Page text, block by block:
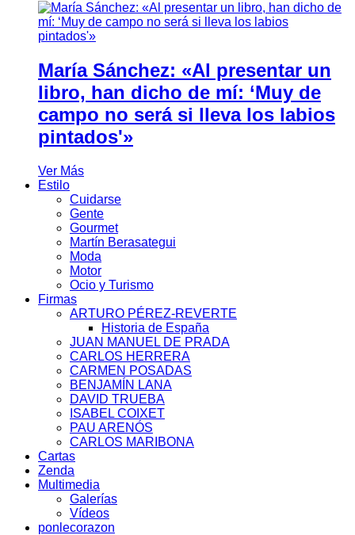
María Sánchez: «Al presentar un
libro, han dicho de mí: ‘Muy de
campo no será si lleva los labios
pintados'»
Ver Más
Estilo
Cuidarse
Gente
Gourmet
Martín Berasategui
Moda
Motor
Ocio y Turismo
Firmas
ARTURO PÉREZ-REVERTE
Historia de España
JUAN MANUEL DE PRADA
CARLOS HERRERA
CARMEN POSADAS
BENJAMÍN LANA
DAVID TRUEBA
ISABEL COIXET
PAU ARENÓS
CARLOS MARIBONA
Cartas
Zenda
Multimedia
Galerías
Vídeos
ponlecorazon